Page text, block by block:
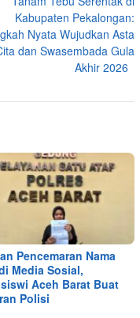
Kabupaten Pekalongan:
Nyata Wujudkan Asta
dan Swasembada Gula
Akhir 2026
Pencemaran Nama
Media Sosial,
Aceh Barat Buat
Polisi